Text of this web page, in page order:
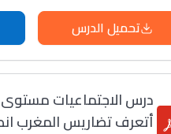
تحميل الدرس
درس الاجتماعيات مستوى
أتعرف تضاريس المغرب